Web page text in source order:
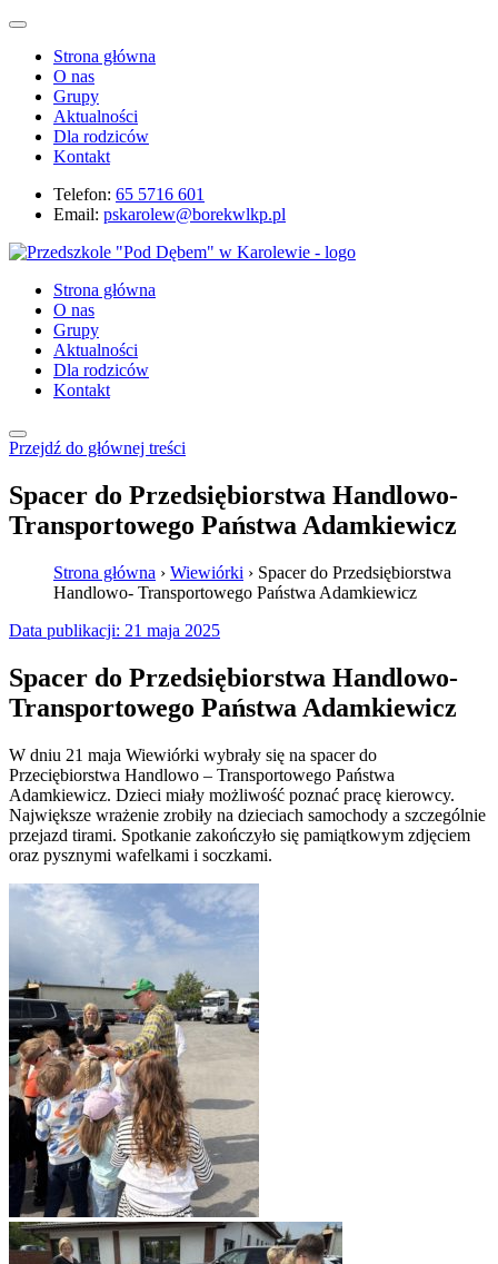
Strona główna
O nas
Grupy
Aktualności
Dla rodziców
Kontakt
Telefon: 65 5716 601
Email: pskarolew@borekwlkp.pl
Strona główna
O nas
Grupy
Aktualności
Dla rodziców
Kontakt
Przejdź do głównej treści
Spacer do Przedsiębiorstwa Handlowo-
Transportowego Państwa Adamkiewicz
Strona główna › Wiewiórki › Spacer do Przedsiębiorstwa
Handlowo- Transportowego Państwa Adamkiewicz
Data publikacji: 21 maja 2025
Spacer do Przedsiębiorstwa Handlowo-
Transportowego Państwa Adamkiewicz
W dniu 21 maja Wiewiórki wybrały się na spacer do
Przeciębiorstwa Handlowo – Transportowego Państwa
Adamkiewicz. Dzieci miały możliwość poznać pracę kierowcy.
Największe wrażenie zrobiły na dzieciach samochody a szczególnie
przejazd tirami. Spotkanie zakończyło się pamiątkowym zdjęciem
oraz pysznymi wafelkami i soczkami.